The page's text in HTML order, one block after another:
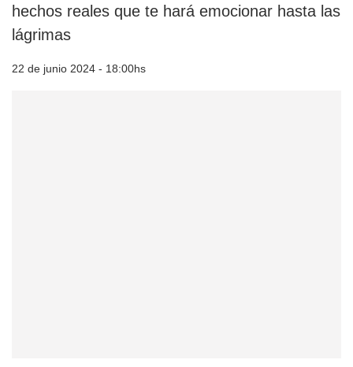
hechos reales que te hará emocionar hasta las
lágrimas
22 de junio 2024 - 18:00hs